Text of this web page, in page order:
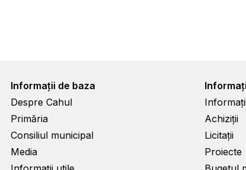
Informații de baza
Despre Cahul
Primăria
Consiliul municipal
Media
Achiziții
Licitații
Proiecte